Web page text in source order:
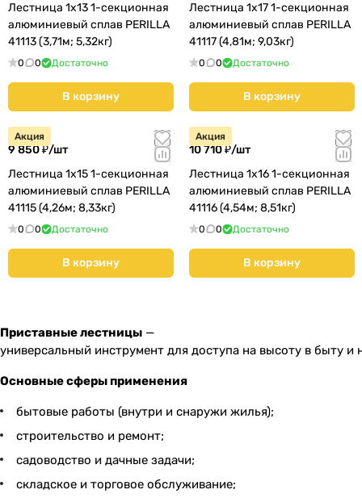
Лестница 1х13 1-секционная
алюминиевый сплав PERILLA
41113 (3,71м; 5,32кг)
0 0 Достаточно
В корзину
Лестница 1х17 1-секционная
алюминиевый сплав PERILLA
41117 (4,81м; 9,03кг)
0 0 Достаточно
В корзину
Акция
9 850 ₽/шт
Лестница 1х15 1-секционная
алюминиевый сплав PERILLA
41115 (4,26м; 8,33кг)
0 0 Достаточно
В корзину
Акция
10 710 ₽/шт
Лестница 1х16 1-секционная
алюминиевый сплав PERILLA
41116 (4,54м; 8,51кг)
0 0 Достаточно
В корзину
Приставные лестницы —
универсальный инструмент для доступа на высоту в быту
Основные сферы применения
бытовые работы (внутри и снаружи жилья);
строительство и ремонт;
садоводство и дачные задачи;
складское и торговое обслуживание;